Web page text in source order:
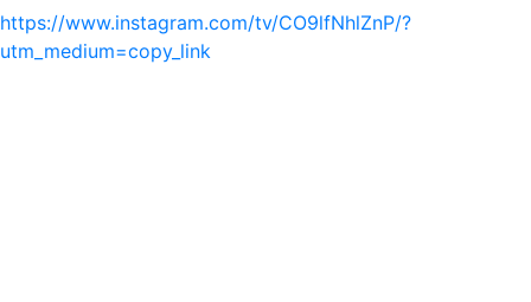
https://www.instagram.com/tv/CO9lfNhlZnP/?
utm_medium=copy_link